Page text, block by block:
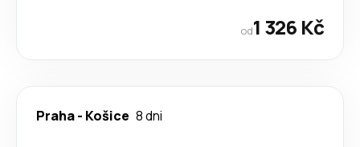
od1 326 Kč
Praha- Košice 8 dni